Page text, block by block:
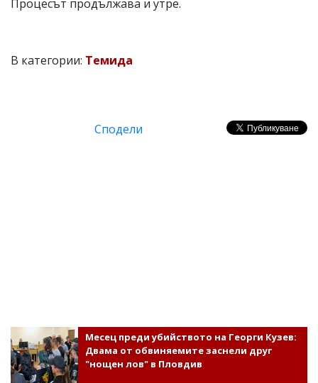
Процесът продължава и утре.
В категории: Темида
Сподели
Месец преди убийството на Георги Кузев:
Двама от обвиняемите заснели друг
"нощен лов" в Пловдив